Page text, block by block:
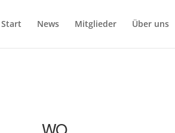
Start News Mitglieder Über uns
WO